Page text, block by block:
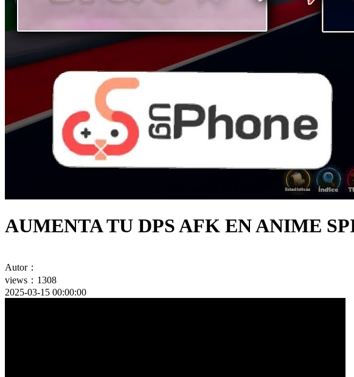
AUMENTA TU DPS AFK EN ANIME
Autor：
views：1308
2025-03-15 00:00:00